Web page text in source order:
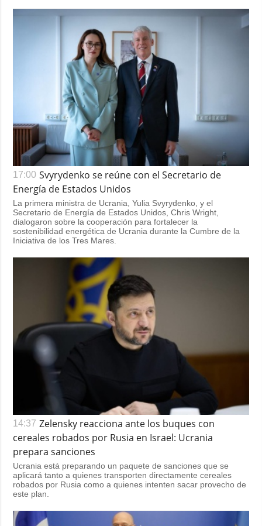
17:00 Svyrydenko se reúne con el Secretario de
Energía de Estados Unidos
La primera ministra de Ucrania, Yulia Svyrydenko, y el
Secretario de Energía de Estados Unidos, Chris Wright,
dialogaron sobre la cooperación para fortalecer la
sostenibilidad energética de Ucrania durante la Cumbre de la
Iniciativa de los Tres Mares.
14:37 Zelensky reacciona ante los buques con
cereales robados por Rusia en Israel: Ucrania
prepara sanciones
Ucrania está preparando un paquete de sanciones que se
aplicará tanto a quienes transporten directamente cereales
robados por Rusia como a quienes intenten sacar provecho de
este plan.